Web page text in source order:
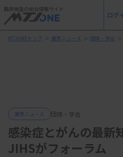
臨床検査の総合情報サイト
ログ
MTJONEトップ ＞ 業界ニュース ＞ 団体・学会 ＞
業界ニュース 団体・学会
感染症とがんの最
JIHSがフォーラム